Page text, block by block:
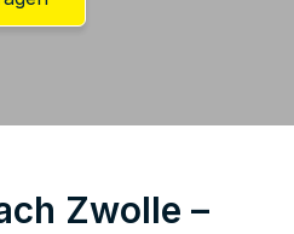
Zwolle –